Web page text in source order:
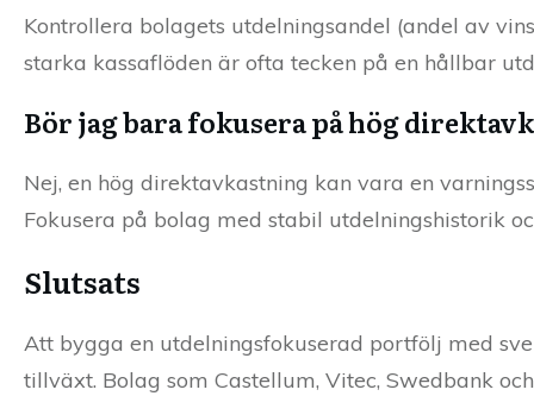
Kontrollera bolagets utdelningsandel (andel av
starka kassaflöden är ofta tecken på en hållbar
Bör jag bara fokusera på hög
Nej, en hög direktavkastning kan vara en
Fokusera på bolag med stabil utdelningshistorik
Slutsats
Att bygga en utdelningsfokuserad portfölj med
tillväxt. Bolag som Castellum, Vitec, Swedbank